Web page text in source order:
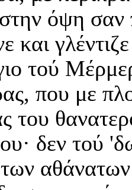
στην όψη
και
τού
που με
του
δεν τού
των